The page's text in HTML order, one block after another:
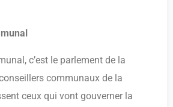
c’est le parlement de la
communaux de la
ceux qui vont gouverner la